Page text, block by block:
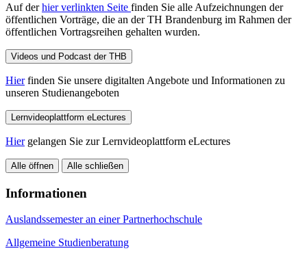
Auf derhier verlinkten Seite finden Sie alle Aufzeichnungen der
öffentlichen Vorträge, die an der TH Brandenburg im Rahmen der
öffentlichen Vortragsreihen gehalten wurden.
Videos und Podcast der THB
Hierfinden Sie unsere digitalten Angebote und Informationen zu
unseren Studienangeboten
Lernvideoplattform eLectures
Hiergelangen Sie zur Lernvideoplattform eLectures
Alle öffnen Alle schließen
Informationen
Auslandssemester an einer Partnerhochschule
Allgemeine Studienberatung